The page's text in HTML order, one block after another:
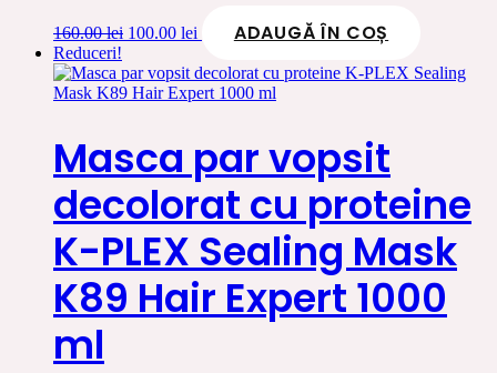
160.00lei Prețul
a
fost:
100.00 lei Prețul
este:
100.00 lei.
ADAUGĂ ÎN COȘ
Reduceri!
Masca par vopsit
decolorat cu proteine
K-PLEX Sealing Mask
K89 Hair Expert 1000
ml